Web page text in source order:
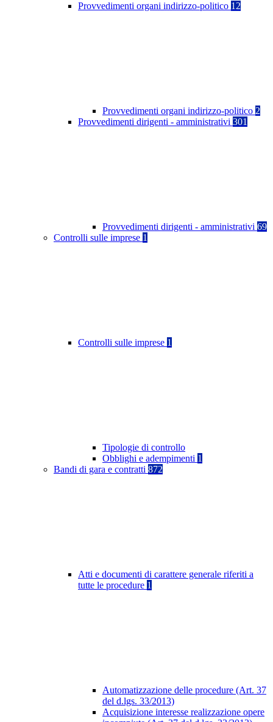
Provvedimenti organi indirizzo-politico 12
Provvedimenti organi indirizzo-politico 2
Provvedimenti dirigenti - amministrativi 301
Provvedimenti dirigenti - amministrativi 69
Controlli sulle imprese 1
Controlli sulle imprese 1
Tipologie di controllo
Obblighi e adempimenti 1
Bandi di gara e contratti 872
Atti e documenti di carattere generale riferiti a
tutte le procedure 1
Automatizzazione delle procedure (Art. 37
del d.lgs. 33/2013)
Acquisizione interesse realizzazione opere